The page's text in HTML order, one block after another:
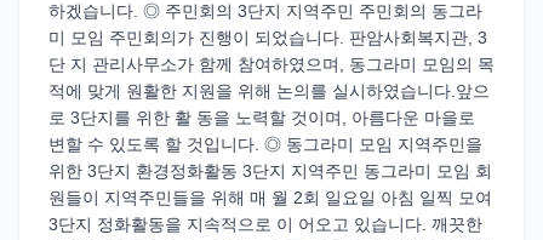
하겠습니다. ◎ 주민회의 3단지 지역주민 주민회의 동그라
미 모임 주민회의가 진행이 되었습니다. 판암사회복지관, 3
단 지 관리사무소가 함께 참여하였으며, 동그라미 모임의 목
적에 맞게 원활한 지원을 위해 논의를 실시하였습니다.앞으
로 3단지를 위한 활 동을 노력할 것이며, 아름다운 마을로
변할 수 있도록 할 것입니다. ◎ 동그라미 모임 지역주민을
위한 3단지 환경정화활동 3단지 지역주민 동그라미 모임 회
원들이 지역주민들을 위해 매 월 2회 일요일 아침 일찍 모여
3단지 정화활동을 지속적으로 이 어오고 있습니다. 깨끗한